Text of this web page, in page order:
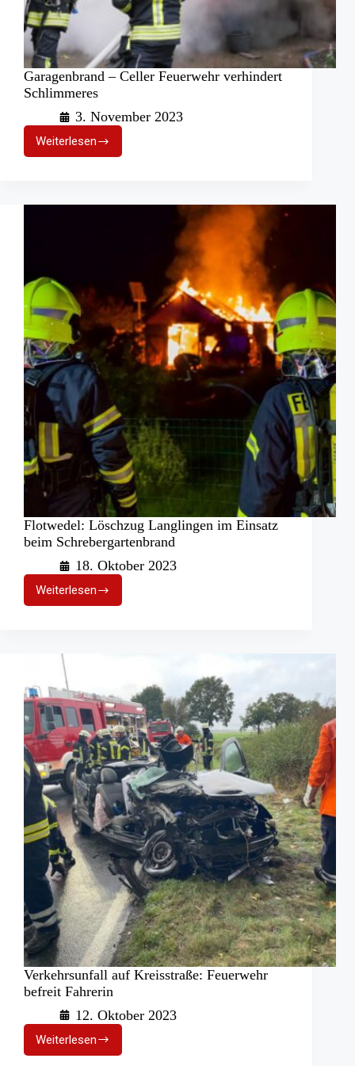
Garagenbrand – Celler Feuerwehr verhindert
Schlimmeres
3. November 2023
WeiterlesenGaragenbrand
–
verhindert
Flotwedel: Löschzug Langlingen im Einsatz
beim Schrebergartenbrand
18. Oktober 2023
WeiterlesenFlotwedel:
Löschzug
Schrebergartenbrand
Verkehrsunfall auf Kreisstraße: Feuerwehr
befreit Fahrerin
12. Oktober 2023
WeiterlesenVerkehrsunfall
auf